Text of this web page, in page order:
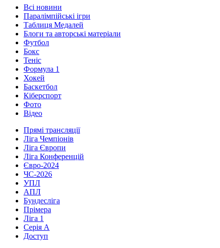
Всі новини
Паралімпійські ігри
Таблиця Медалей
Блоги та авторські матеріали
Футбол
Бокс
Теніс
Формула 1
Хокей
Баскетбол
Кіберспорт
Фото
Відео
Прямі трансляції
Ліга Чемпіонів
Ліга Європи
Ліга Конференцій
Євро-2024
ЧС-2026
УПЛ
АПЛ
Бундесліга
Прімера
Ліга 1
Серія А
Доступ